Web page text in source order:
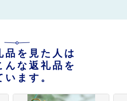
品を見た人は
んな返礼品を
います。